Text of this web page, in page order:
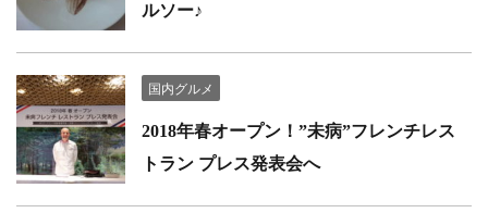
ルソー♪
国内グルメ
2018年春オープン！”未病”フレンチレス
トラン プレス発表会へ